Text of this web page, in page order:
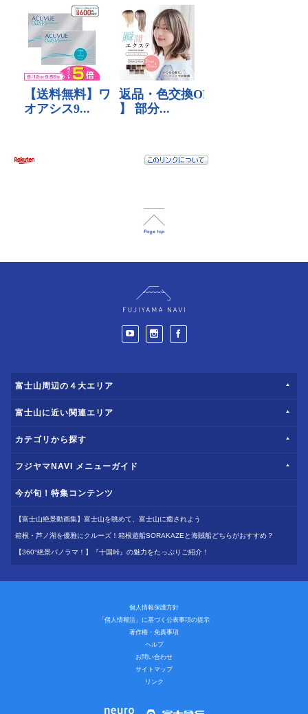
富士山周辺の４大エリア
富士山に近い関連エリア
カテゴリから探す
フジヤマNAVI メニューガイド
今が旬！特集コンテンツ
【富士山絶景動画集】富士山を眺めて、富士山に癒されよう
箱根・芦ノ湖を優雅にクルーズ！箱根遊船SORAKAZEと海賊船どちらがおすすめ？
【360°絶景パノラマ！】『十国峠』の魅力をたっぷりご紹介！
個人情報保護方針
「個人情報法」に基づく公表事項の提示
著作権・免責事項
ヘルプ
お問い合わせ
サイトマップ
リンク